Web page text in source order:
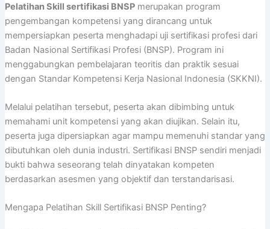
Pelatihan Skill sertifikasi BNSPmerupakan program
pengembangan kompetensi yang dirancang untuk
mempersiapkan peserta menghadapi uji sertifikasi profesi dari
Badan Nasional Sertifikasi Profesi (BNSP). Program ini
menggabungkan pembelajaran teoritis dan praktik sesuai
dengan Standar Kompetensi Kerja Nasional Indonesia (SKKNI).
Melalui pelatihan tersebut, peserta akan dibimbing untuk
memahami unit kompetensi yang akan diujikan. Selain itu,
peserta juga dipersiapkan agar mampu memenuhi standar yang
dibutuhkan oleh dunia industri. Sertifikasi BNSP sendiri menjadi
bukti bahwa seseorang telah dinyatakan kompeten
berdasarkan asesmen yang objektif dan terstandarisasi.
Mengapa Pelatihan Skill Sertifikasi BNSP Penting?